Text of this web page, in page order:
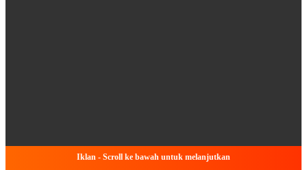
Iklan - Scroll ke bawah untuk melanjutkan